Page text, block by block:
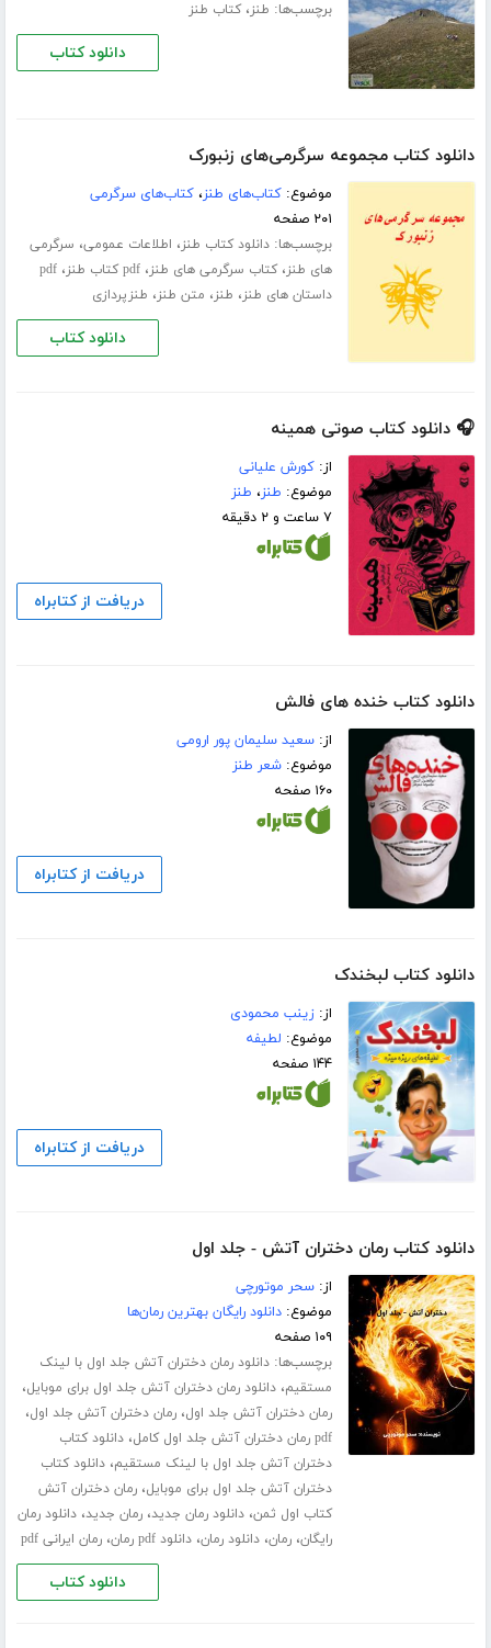
برچسب‌ها: طنز،کتاب طنز
دانلود کتاب
دانلود کتاب مجموعه سرگرمی‌های زنبورک
موضوع:کتاب‌های طنز،کتاب‌های سرگرمی
۲۰۱ صفحه
برچسب‌ها:دانلود کتاب طنز، اطلاعات عمومی، سرگرمی
های طنز،کتاب سرگرمی های طنز،pdf کتاب طنز ،pdf
داستان های طنز، طنز، متن طنز، طنزپردازی
دانلود کتاب
🎧 دانلود کتاب صوتی همینه
از:کورش علیانی
موضوع: طنز، طنز
۷ ساعت و ۲ دقیقه
دریافت از کتابراه
دانلود کتاب خنده های فالش
از:سعید سلیمان پور ارومی
موضوع:شعر طنز
۱۶۰ صفحه
دریافت از کتابراه
دانلود کتاب لبخندک
از:زینب محمودی
موضوع: لطیفه
۱۴۴ صفحه
دریافت از کتابراه
دانلود کتاب رمان دختران آتش - جلد اول
از:سحر موتورچی
موضوع:دانلود رایگان بهترین رمان‌ها
۱۰۹ صفحه
برچسب‌ها:دانلود رمان دختران آتش جلد اول با لینک
مستقیم،دانلود رمان دختران آتش جلد اول برای موبایل،
رمان دختران آتش جلد اول،رمان دختران آتش جلد اول،
pdf رمان دختران آتش جلد اول کامل ،دانلود کتاب
دختران آتش جلد اول با لینک مستقیم،دانلود کتاب
دختران آتش جلد اول برای موبایل،رمان دختران آتش
کتاب اول ثمن،دانلود رمان جدید،رمان جدید،دانلود رمان
رایگان،رمان،دانلود رمان،دانلود pdf رمان ،رمان ایرانی pdf
دانلود کتاب